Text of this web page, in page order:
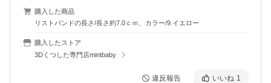
購入した商品
リストバンドの長さ/長さ約7.0ｃｍ、カラー/9.イエロー
購入したストア
3Dくつした専門店mintbaby
違反報告 いいね 1